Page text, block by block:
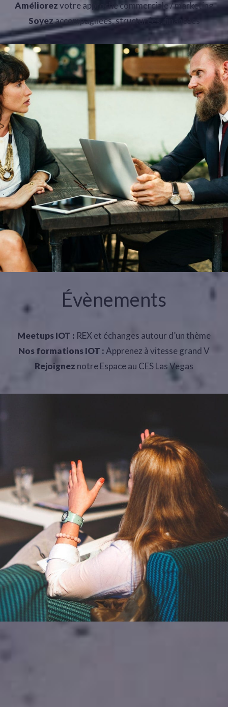
Améliorezvotre approche commerciale / marketing
Soyezaccompagnées, structurées, financées
Évènements
Meetups IOT : REX et échanges autour d’un thème
Nos formations IOT :Apprenez à vitesse grand V
Rejoignez notre Espace au CES Las Vegas